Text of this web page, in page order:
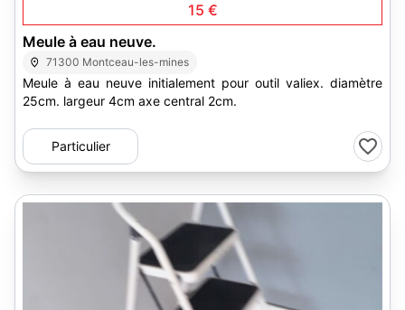
15 €
Meule à eau neuve.
71300 Montceau-les-mines
Meule à eau neuve initialement pour outil valiex. diamètre
25cm. largeur 4cm axe central 2cm.
Particulier